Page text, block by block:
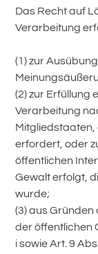
Das Recht auf
Verarbeitung
(1) zur
(2) zur Erfüllung
Verarbeitung
Mitgliedstaaten,
erfordert, oder
öffentlichen
Gewalt erfolgt,
wurde;
(3) aus
der öffentlichen
i sowie Art. 9